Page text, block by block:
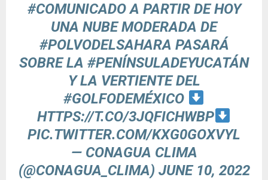
#COMUNICADOA PARTIR DE HOY
UNA NUBE MODERADA DE
#POLVODELSAHARA PASARÁ
SOBRE LA #PENÍNSULADEYUCATÁN
Y LA VERTIENTE DEL
#GOLFODEMÉXICO
HTTPS://T.CO/3JQFICHWBP
PIC.TWITTER.COM/KXG0GOXVYL
— CONAGUA CLIMA
(@CONAGUA_CLIMA) JUNE 10, 2022